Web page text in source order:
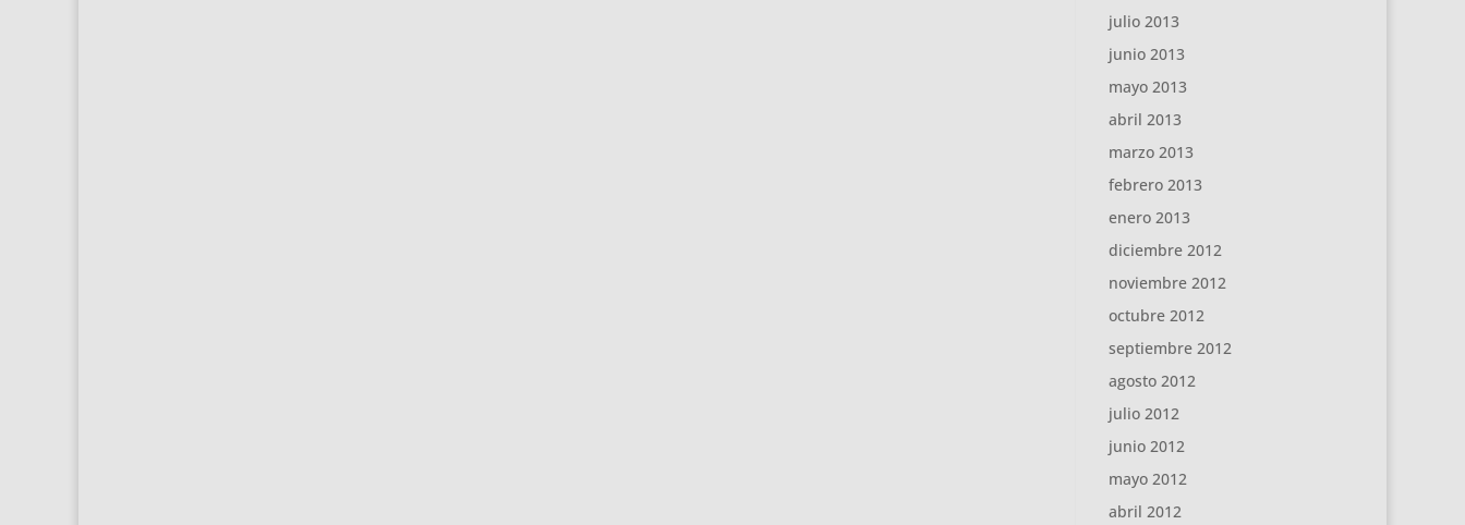
julio 2013
junio 2013
mayo 2013
abril 2013
marzo 2013
febrero 2013
enero 2013
diciembre 2012
noviembre 2012
octubre 2012
septiembre 2012
agosto 2012
julio 2012
junio 2012
mayo 2012
abril 2012